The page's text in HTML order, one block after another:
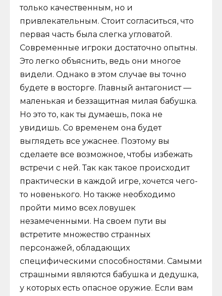
только качественным, но и
привлекательным. Стоит согласиться, что
первая часть была слегка угловатой.
Современные игроки достаточно опытны.
Это легко объяснить, ведь они многое
видели. Однако в этом случае вы точно
будете в восторге. Главный антагонист —
маленькая и беззащитная милая бабушка.
Но это то, как ты думаешь, пока не
увидишь. Со временем она будет
выглядеть все ужаснее. Поэтому вы
сделаете все возможное, чтобы избежать
встречи с ней. Так как такое происходит
практически в каждой игре, хочется чего-
то новенького. Но также необходимо
пройти мимо всех ловушек
незамеченными. На своем пути вы
встретите множество странных
персонажей, обладающих
специфическими способностями. Самыми
страшными являются бабушка и дедушка,
у которых есть опасное оружие. Если вам